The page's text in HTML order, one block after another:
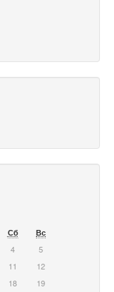
Сб
Вс
4
5
11
12
18
19